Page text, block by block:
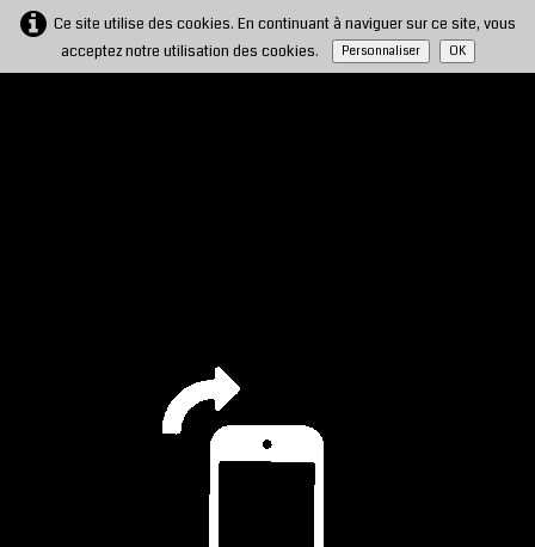
Ce site utilise des cookies. En continuant à naviguer sur ce site, vous
acceptez notre utilisation des cookies.
Personnaliser OK